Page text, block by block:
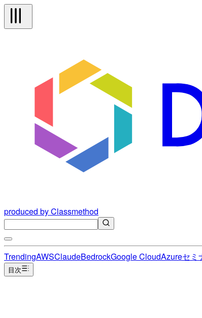
produced by Classmethod
TrendingAWSClaudeBedrockGoogle CloudAzureセミ
目次